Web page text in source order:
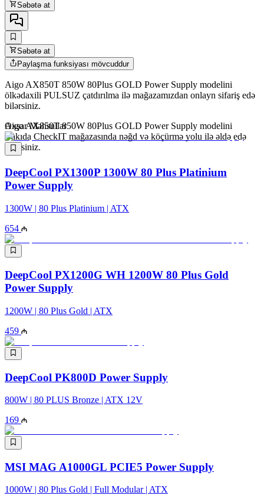
Səbətə at
Səbətə at
Paylaşma funksiyası mövcuddur
Aigo AX850T 850W 80Plus GOLD Power Supply modelini
ölkədaxili PULSUZ çatdırılma ilə mağazamızdan onlayn sifariş edə
bilərsiniz.
Aigo AX850T 850W 80Plus GOLD Power Supply modelini
Bakıda CheckIT mağazasında nəğd və köçürmə yolu ilə əldə edə
bilərsiniz.
Oxşar Məhsullar
DeepCool PX1300P 1300W 80 Plus Platinium
Power Supply
1300W | 80 Plus Platinium | ATX
654
DeepCool PX1200G WH 1200W 80 Plus Gold
Power Supply
1200W | 80 Plus Gold | ATX
459
DeepCool PK800D Power Supply
800W | 80 PLUS Bronze | ATX 12V
169
MSI MAG A1000GL PCIE5 Power Supply
1000W | 80 Plus Gold | Full Modular | ATX